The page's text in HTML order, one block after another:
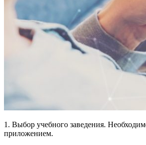
1. Выбор учебного заведения.
приложением.